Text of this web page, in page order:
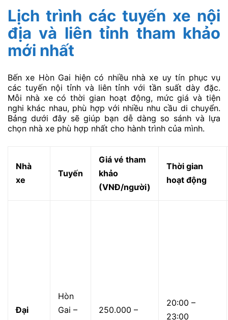
Lịch trình các tuyến xe nội
địa và liên tỉnh tham khảo
mới nhất
Bến xe Hòn Gai hiện có nhiều nhà xe uy tín phục vụ
các tuyến nội tỉnh và liên tỉnh với tần suất dày đặc.
Mỗi nhà xe có thời gian hoạt động, mức giá và tiện
nghi khác nhau, phù hợp với nhiều nhu cầu di chuyển.
Bảng dưới đây sẽ giúp bạn dễ dàng so sánh và lựa
chọn nhà xe phù hợp nhất cho hành trình của mình.
Nhà
xe
Tuyến
Giá vé tham
khảo
(VNĐ/người)
Thời gian
hoạt động
Đại
Hòn
Gai –
250.000 –
20:00 –
23:00